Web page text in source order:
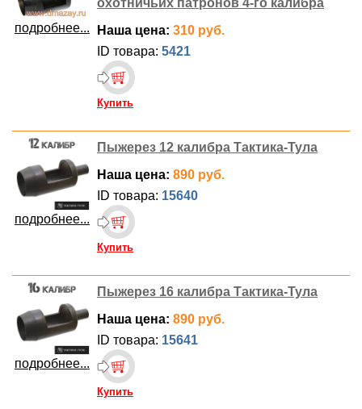
подробнее...
охотничьих патронов 4-го калибра
Наша цена: 310 руб.
ID товара: 5421
Купить
подробнее...
Пыжерез 12 калибра Тактика-Тула
Наша цена: 890 руб.
ID товара: 15640
Купить
подробнее...
Пыжерез 16 калибра Тактика-Тула
Наша цена: 890 руб.
ID товара: 15641
Купить